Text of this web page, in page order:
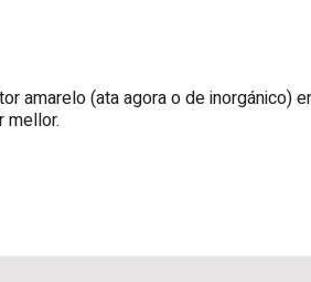
amarelo (ata agora o de inorgánico)
mellor.